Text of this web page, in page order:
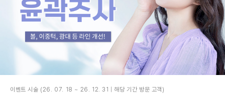
이벤트 시술 (26. 07. 18 ~ 26. 12. 31 | 해당 기간 방문 고객)